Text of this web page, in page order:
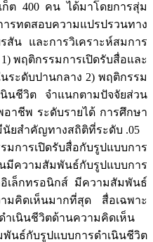
ก็ต 400 คน ได้มาโดยการสุ่ม
รทดสอบความแปรปรวนทาง
สัน และการวิเคราะห์สมการ
ฤติกรรมการเปิดรับสื่อและ
ระดับปานกลาง 2) พฤติกรรม
นินชีวิต จำแนกตามปัจจัยส่วน
าชีพ ระดับรายได้ การศึกษา
ยสำคัญทางสถิติที่ระดับ .05
การเปิดรับสื่อกับรูปแบบการ
วามสัมพันธ์กับรูปแบบการ
เล็กทรอนิกส์ มีความสัมพันธ์
มคิดเห็นมากที่สุด สื่อเฉพาะ
เนินชีวิตด้านความคิดเห็น
ธ์กับรูปแบบการดำเนินชีวิต